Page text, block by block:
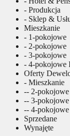
- Produkcja
- Sklep &
Mieszkanie
- 1-pokojowe
- 2-pokojowe
- 3-pokojowe
- 4-pokojowe
Oferty
- Mieszkanie
-- 2-pokojowe
-- 3-pokojowe
-- 4-
Sprzedane
Wynajęte